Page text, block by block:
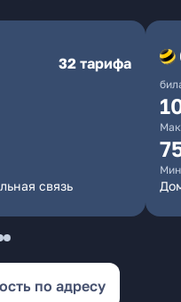
32 тарифа
связь
по адресу